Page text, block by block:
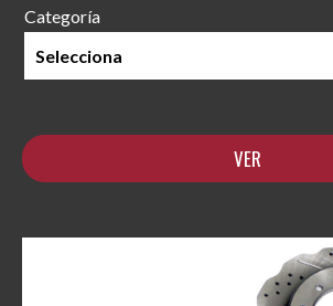
Categoría